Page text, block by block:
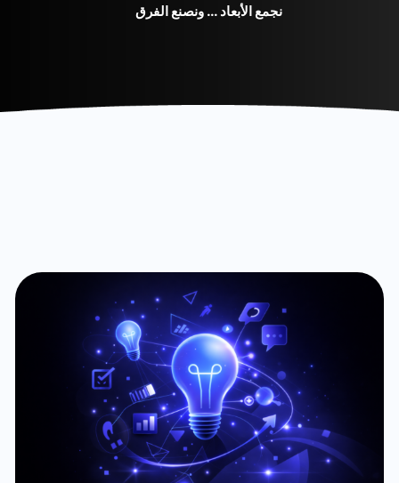
نجمع الأبعاد ... ونصنع الفرق